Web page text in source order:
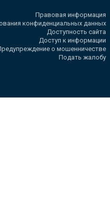
Правовая информация
конфиденциальных данных
Доступность сайта
Доступ к информации
о мошенничестве
Подать жалобу